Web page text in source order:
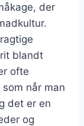
der
blandt
ofte
når man
det er en
og